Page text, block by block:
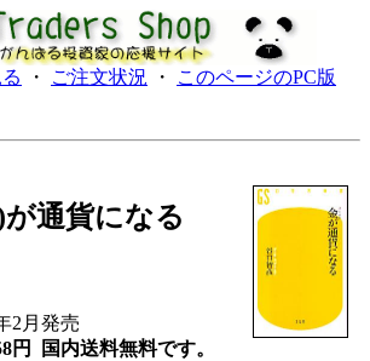
・ ご注文状況 ・ このページのPC版
通貨になる
2月発売
円
国内送料無料です。